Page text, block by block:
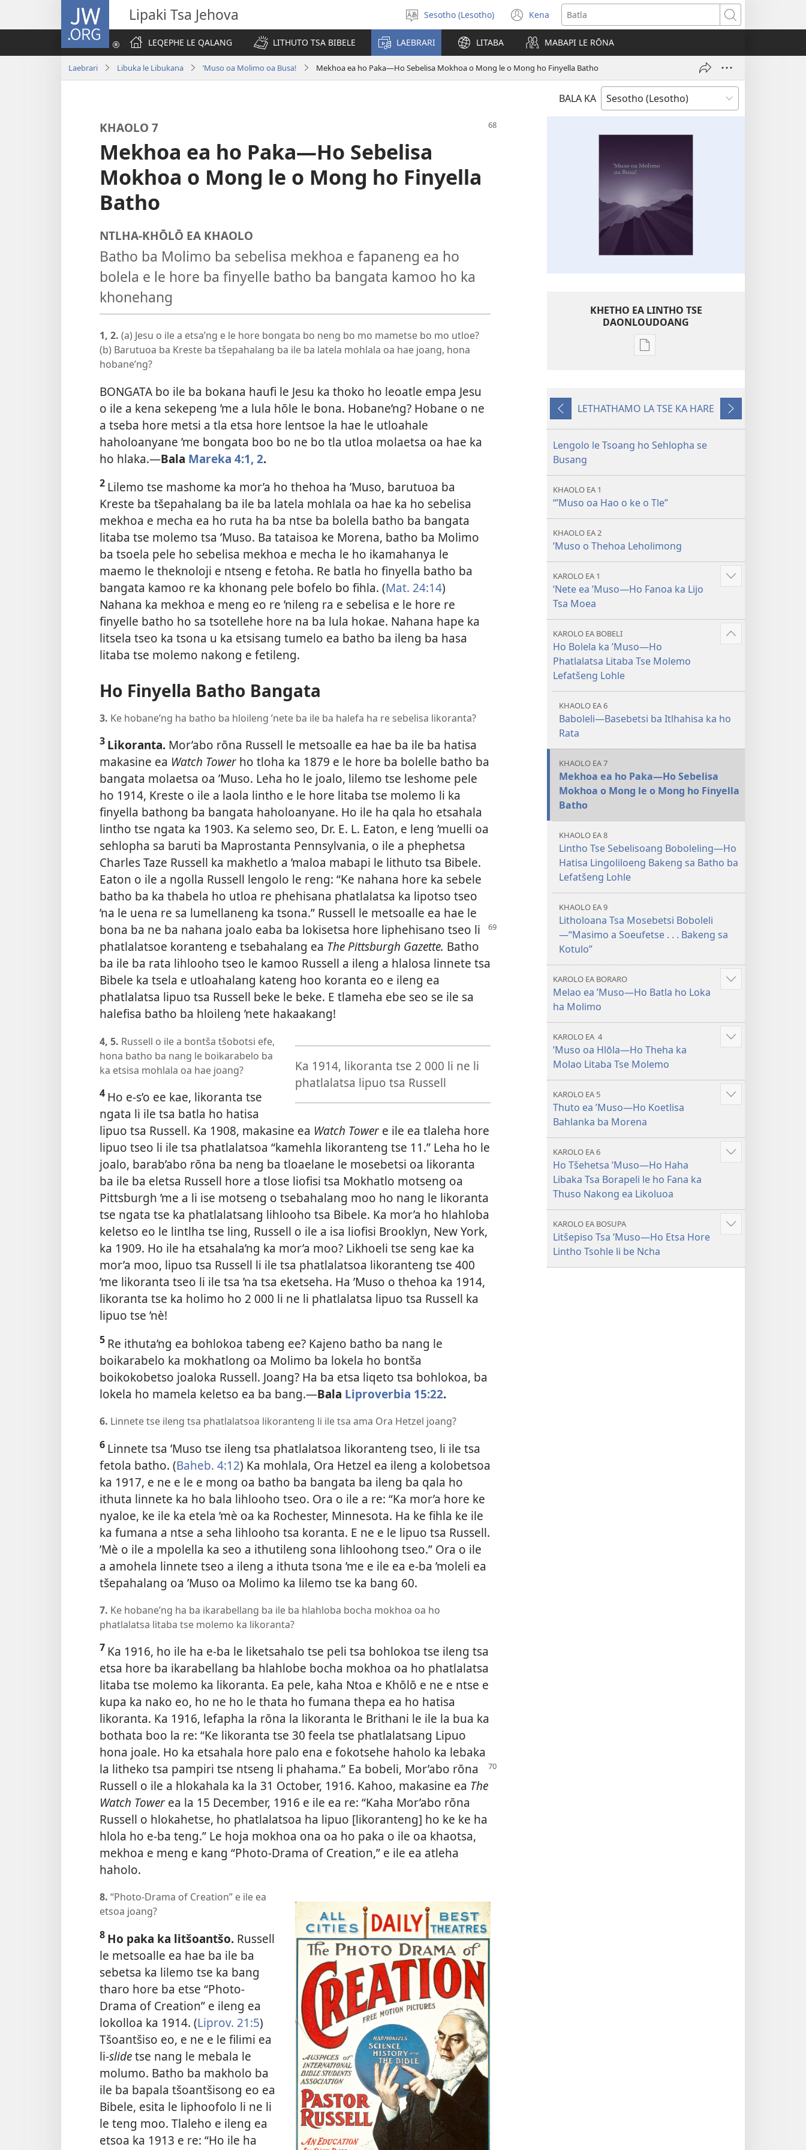
JW.ORG Lipaki Tsa Jehova
Khetha
puo
Sesotho (Lesotho) Kena
(opens
new
window)
Batla
LEQEPHE LE QALANG
LITHUTO TSA BIBELE LAEBRARI LITABA MABAPI LE RŌNA
Laebrari Libuka le Libukana ’Muso oa Molimo oa Busa! Mekhoa ea ho Paka​—Ho Sebelisa Mokhoa o Mong le o Mong ho Finyella Batho
BALA KA
KHAOLO 7
Mekhoa ea ho Paka—Ho Sebelisa
Mokhoa o Mong le o Mong ho Finyella
Batho
NTLHA-KHŌLŌ EA KHAOLO
Batho ba Molimo ba sebelisa mekhoa e fapaneng ea ho
bolela e le hore ba finyelle batho ba bangata kamoo ho ka
khonehang
1, 2. (a) Jesu o ile a etsa’ng e le hore bongata bo neng bo mo mametse bo mo utloe?
(b) Barutuoa ba Kreste ba tšepahalang ba ile ba latela mohlala oa hae joang, hona
hobane’ng?
BONGATA bo ile ba bokana haufi le Jesu ka thoko ho leoatle empa Jesu
o ile a kena sekepeng ’me a lula hōle le bona. Hobane’ng? Hobane o ne
a tseba hore metsi a tla etsa hore lentsoe la hae le utloahale
haholoanyane ’me bongata boo bo ne bo tla utloa molaetsa oa hae ka
ho hlaka.—Bala Mareka 4:1, 2.
2 Lilemo tse mashome ka mor’a ho thehoa ha ’Muso, barutuoa ba
Kreste ba tšepahalang ba ile ba latela mohlala oa hae ka ho sebelisa
mekhoa e mecha ea ho ruta ha ba ntse ba bolella batho ba bangata
litaba tse molemo tsa ’Muso. Ba tataisoa ke Morena, batho ba Molimo
ba tsoela pele ho sebelisa mekhoa e mecha le ho ikamahanya le
maemo le theknoloji e ntseng e fetoha. Re batla ho finyella batho ba
bangata kamoo re ka khonang pele bofelo bo fihla. (Mat. 24:14)
Nahana ka mekhoa e meng eo re ’nileng ra e sebelisa e le hore re
finyelle batho ho sa tsotellehe hore na ba lula hokae. Nahana hape ka
litsela tseo ka tsona u ka etsisang tumelo ea batho ba ileng ba hasa
litaba tse molemo nakong e fetileng.
Ho Finyella Batho Bangata
3. Ke hobane’ng ha batho ba hloileng ’nete ba ile ba halefa ha re sebelisa likoranta?
3 Likoranta. Mor’abo rōna Russell le metsoalle ea hae ba ile ba hatisa
makasine ea Watch Tower ho tloha ka 1879 e le hore ba bolelle batho ba
bangata molaetsa oa ’Muso. Leha ho le joalo, lilemo tse leshome pele
ho 1914, Kreste o ile a laola lintho e le hore litaba tse molemo li ka
finyella bathong ba bangata haholoanyane. Ho ile ha qala ho etsahala
lintho tse ngata ka 1903. Ka selemo seo, Dr. E. L. Eaton, e leng ’muelli oa
sehlopha sa baruti ba Maprostanta Pennsylvania, o ile a phephetsa
Charles Taze Russell ka makhetlo a ’maloa mabapi le lithuto tsa Bibele.
Eaton o ile a ngolla Russell lengolo le reng: “Ke nahana hore ka sebele
batho ba ka thabela ho utloa re phehisana phatlalatsa ka lipotso tseo
’na le uena re sa lumellaneng ka tsona.” Russell le metsoalle ea hae le
bona ba ne ba nahana joalo eaba ba lokisetsa hore liphehisano tseo li
phatlalatsoe koranteng e tsebahalang ea The Pittsburgh Gazette. Batho
ba ile ba rata lihlooho tseo le kamoo Russell a ileng a hlalosa linnete tsa
Bibele ka tsela e utloahalang kateng hoo koranta eo e ileng ea
phatlalatsa lipuo tsa Russell beke le beke. E tlameha ebe seo se ile sa
halefisa batho ba hloileng ’nete hakaakang!
Ka 1914, likoranta tse 2 000 li ne li
phatlalatsa lipuo tsa Russell
4, 5. Russell o ile a bontša tšobotsi efe,
hona batho ba nang le boikarabelo ba
ka etsisa mohlala oa hae joang?
4 Ho e-s’o ee kae, likoranta tse
ngata li ile tsa batla ho hatisa
lipuo tsa Russell. Ka 1908, makasine ea Watch Tower e ile ea tlaleha hore
lipuo tseo li ile tsa phatlalatsoa “kamehla likoranteng tse 11.” Leha ho le
joalo, barab’abo rōna ba neng ba tloaelane le mosebetsi oa likoranta
ba ile ba eletsa Russell hore a tlose liofisi tsa Mokhatlo motseng oa
Pittsburgh ’me a li ise motseng o tsebahalang moo ho nang le likoranta
tse ngata tse ka phatlalatsang lihlooho tsa Bibele. Ka mor’a ho hlahloba
keletso eo le lintlha tse ling, Russell o ile a isa liofisi Brooklyn, New York,
ka 1909. Ho ile ha etsahala’ng ka mor’a moo? Likhoeli tse seng kae ka
mor’a moo, lipuo tsa Russell li ile tsa phatlalatsoa likoranteng tse 400
’me likoranta tseo li ile tsa ’na tsa eketseha. Ha ’Muso o thehoa ka 1914,
likoranta tse ka holimo ho 2 000 li ne li phatlalatsa lipuo tsa Russell ka
lipuo tse ’nè!
5 Re ithuta’ng ea bohlokoa tabeng ee? Kajeno batho ba nang le
boikarabelo ka mokhatlong oa Molimo ba lokela ho bontša
boikokobetso joaloka Russell. Joang? Ha ba etsa liqeto tsa bohlokoa, ba
lokela ho mamela keletso ea ba bang.—Bala Liproverbia 15:22.
6. Linnete tse ileng tsa phatlalatsoa likoranteng li ile tsa ama Ora Hetzel joang?
6 Linnete tsa ’Muso tse ileng tsa phatlalatsoa likoranteng tseo, li ile tsa
fetola batho. (Baheb. 4:12) Ka mohlala, Ora Hetzel ea ileng a kolobetsoa
ka 1917, e ne e le e mong oa batho ba bangata ba ileng ba qala ho
ithuta linnete ka ho bala lihlooho tseo. Ora o ile a re: “Ka mor’a hore ke
nyaloe, ke ile ka etela ’mè oa ka Rochester, Minnesota. Ha ke fihla ke ile
ka fumana a ntse a seha lihlooho tsa koranta. E ne e le lipuo tsa Russell.
’Mè o ile a mpolella ka seo a ithutileng sona lihloohong tseo.” Ora o ile
a amohela linnete tseo a ileng a ithuta tsona ’me e ile ea e-ba ’moleli ea
tšepahalang oa ’Muso oa Molimo ka lilemo tse ka bang 60.
7. Ke hobane’ng ha ba ikarabellang ba ile ba hlahloba bocha mokhoa oa ho
phatlalatsa litaba tse molemo ka likoranta?
7 Ka 1916, ho ile ha e-ba le liketsahalo tse peli tsa bohlokoa tse ileng tsa
etsa hore ba ikarabellang ba hlahlobe bocha mokhoa oa ho phatlalatsa
litaba tse molemo ka likoranta. Ea pele, kaha Ntoa e Khōlō e ne e ntse e
kupa ka nako eo, ho ne ho le thata ho fumana thepa ea ho hatisa
likoranta. Ka 1916, lefapha la rōna la likoranta le Brithani le ile la bua ka
bothata boo la re: “Ke likoranta tse 30 feela tse phatlalatsang Lipuo
hona joale. Ho ka etsahala hore palo ena e fokotsehe haholo ka lebaka
la litheko tsa pampiri tse ntseng li phahama.” Ea bobeli, Mor’abo rōna
Russell o ile a hlokahala ka la 31 October, 1916. Kahoo, makasine ea The
Watch Tower ea la 15 December, 1916 e ile ea re: “Kaha Mor’abo rōna
Russell o hlokahetse, ho phatlalatsoa ha lipuo [likoranteng] ho ke ke ha
hlola ho e-ba teng.” Le hoja mokhoa ona oa ho paka o ile oa khaotsa,
mekhoa e meng e kang “Photo-Drama of Creation,” e ile ea atleha
haholo.
8. “Photo-Drama of Creation” e ile ea
etsoa joang?
8 Ho paka ka litšoantšo. Russell
le metsoalle ea hae ba ile ba
sebetsa ka lilemo tse ka bang
tharo hore ba etse “Photo-
Drama of Creation” e ileng ea
lokolloa ka 1914. (Liprov. 21:5)
Tšoantšiso eo, e ne e le filimi ea
li-slidetse nang le mebala le
molumo. Batho ba makholo ba
ile ba bapala tšoantšisong eo ea
Bibele, esita le liphoofolo li ne li
le teng moo. Tlaleho e ileng ea
etsoa ka 1913 e re: “Ho ile ha
KHETHO EA LINTHO TSE
DAONLOUDOANG
Khetho
lingoliloeng
Inthaneteng
’Muso
oa
Busa!
fetileng
LETHATHAMO LA TSE KA HARE
Latelang
Lengolo le Tsoang ho Sehlopha se
Busang
KHAOLO EA 1
“’Muso oa Hao o ke o Tle”
KHAOLO EA 2
’Muso o Thehoa Leholimong
KAROLO EA 1
’Nete ea ’Muso—Ho Fanoa ka Lijo
Tsa Moea
Hlahisa
KAROLO EA BOBELI
Ho Bolela ka ’Muso​—Ho
Phatlalatsa Litaba Tse Molemo
Lefatšeng Lohle
Hlahisa
KHAOLO EA 6
Baboleli—Basebetsi ba Itlhahisa ka ho
Rata
KHAOLO EA 7
Mekhoa ea ho Paka​—Ho Sebelisa
Mokhoa o Mong le o Mong ho Finyella
Batho
KHAOLO EA 8
Lintho Tse Sebelisoang Boboleling​—Ho
Hatisa Lingoliloeng Bakeng sa Batho ba
Lefatšeng Lohle
KHAOLO EA 9
Litholoana Tsa Mosebetsi Boboleli​
—“Masimo a Soeufetse . . . Bakeng sa
Kotulo”
KAROLO EA BORARO
Melao ea ’Muso​—Ho Batla ho Loka
ha Molimo
Hlahisa
KAROLO EA 4
’Muso oa Hlōla​—Ho Theha ka
Molao Litaba Tse Molemo
Hlahisa
KAROLO EA 5
Thuto ea ’Muso—Ho Koetlisa
Bahlanka ba Morena
Hlahisa
KAROLO EA 6
Ho Tšehetsa ’Muso​—Ho Haha
Libaka Tsa Borapeli le ho Fana ka
Thuso Nakong ea Likoluoa
Hlahisa
KAROLO EA BOSUPA
Litšepiso Tsa ’Muso​—Ho Etsa Hore
Lintho Tsohle li be Ncha
Hlahisa